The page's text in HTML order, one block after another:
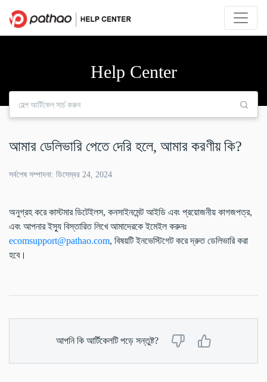
Help Center
আমার ডেলিভারি পেতে দেরি হলে, আমার করণীয় কি?
সর্বশেষ সম্পাদনা: ডিসেম্বর 24, 2024
অনুগ্রহ করে কাস্টমার ডিটেইলস, কনসাইনমেন্ট আইডি এবং প্রয়োজনীয় কাগজপত্র,
এবং আপনার ইস্যু বিস্তারিত লিখে আমাদেরকে ইমেইল করুনঃ
ecomsupport@pathao.com, বিষয়টি ইনভেস্টিগেট করে দ্রুত ডেলিভারি করা
হবে।
আপনি কি আর্টিকেলটি পড়ে সন্তুষ্ট?